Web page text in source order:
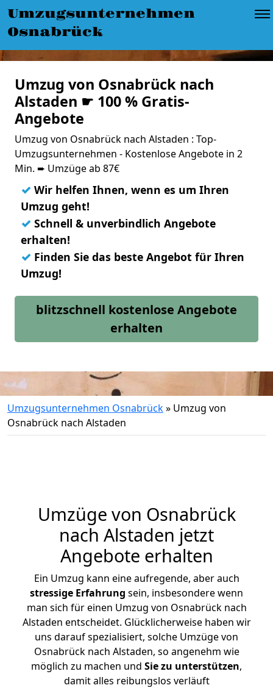
Umzugsunternehmen
Osnabrück
Umzug von Osnabrück nach
Alstaden ☛ 100 % Gratis-
Angebote
Umzug von Osnabrück nach Alstaden : Top-
Umzugsunternehmen - Kostenlose Angebote in 2
Min. ➨ Umzüge ab 87€
✓ Wir helfen Ihnen, wenn es um Ihren
Umzug geht!
✓ Schnell & unverbindlich Angebote
erhalten!
✓ Finden Sie das beste Angebot für Ihren
Umzug!
blitzschnell kostenlose Angebote
erhalten
Umzugsunternehmen Osnabrück» Umzug von
Osnabrück nach Alstaden
Umzüge von Osnabrück
nach Alstaden jetzt
Angebote erhalten
Ein Umzug kann eine aufregende, aber auch
stressige Erfahrung sein, insbesondere wenn
man sich für einen Umzug von Osnabrück nach
Alstaden entscheidet. Glücklicherweise haben wir
uns darauf spezialisiert, solche Umzüge von
Osnabrück nach Alstaden, so angenehm wie
möglich zu machen und Sie zu unterstützen,
damit alles reibungslos verläuft